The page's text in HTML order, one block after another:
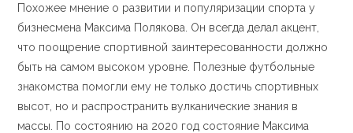
Похожее мнение о развитии и популяризации спорта у
бизнесмена Максима Полякова. Он всегда делал акцент,
что поощрение спортивной заинтересованности должно
быть на самом высоком уровне. Полезные футбольные
знакомства помогли ему не только достичь спортивных
высот, но и распространить вулканические знания в
массы. По состоянию на 2020 год состояние Максима